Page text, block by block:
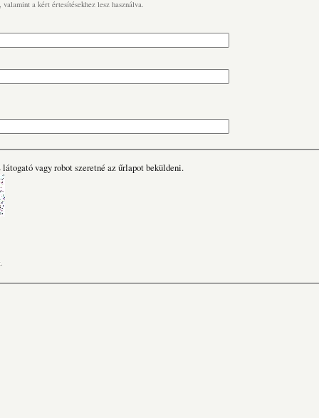
a kért értesítésekhez lesz használva.
vagy robot szeretné az űrlapot beküldeni.